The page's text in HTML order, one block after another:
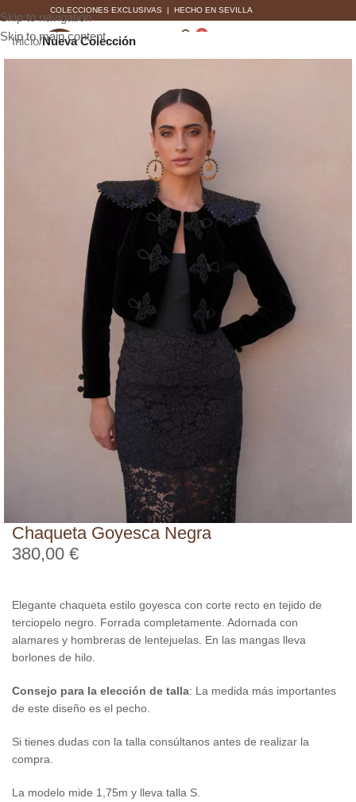
Skip to navigation
Skip to main content
COLECCIONES EXCLUSIVAS | HECHO EN SEVILLA
0
Inicio Nueva Colección
Chaqueta Goyesca Negra
380,00 €
Elegante chaqueta estilo goyesca con corte recto en tejido de
terciopelo negro. Forrada completamente. Adornada con
alamares y hombreras de lentejuelas. En las mangas lleva
borlones de hilo.
Consejo para la elección de talla: La medida más importantes
de este diseño es el pecho.
Si tienes dudas con la talla consúltanos antes de realizar la
compra.
La modelo mide 1,75m y lleva talla S.